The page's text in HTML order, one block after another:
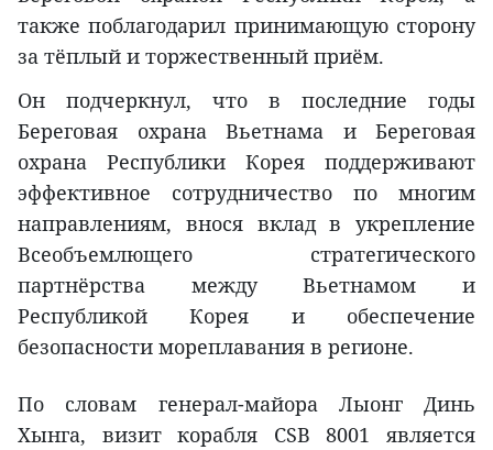
также поблагодарил принимающую сторону
за тёплый и торжественный приём.
Он подчеркнул, что в последние годы
Береговая охрана Вьетнама и Береговая
охрана Республики Корея поддерживают
эффективное сотрудничество по многим
направлениям, внося вклад в укрепление
Всеобъемлющего стратегического
партнёрства между Вьетнамом и
Республикой Корея и обеспечение
безопасности мореплавания в регионе.
По словам генерал-майора Лыонг Динь
Хынга, визит корабля CSB 8001 является